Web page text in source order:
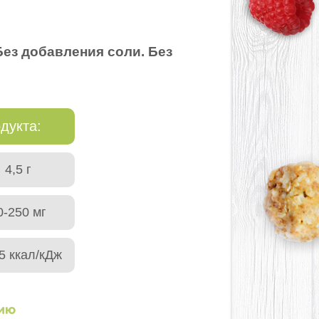
добавления соли. Без
4,5 г
250 мг
ккал/кДж